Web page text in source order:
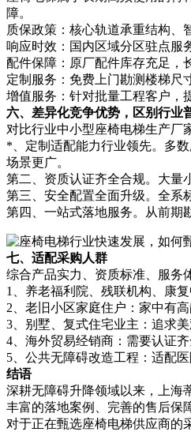
障。
质保政策：核心轨道承重结构、
响应时效：国内区域分区驻点服
配件保障：原厂配件库存充足，
定制服务：免费上门勘测楼梯尺
增值服务：针对批量工程客户，
六、差异化竞争优势，区别行业
对比行业中小型座椅电梯生产厂
*、定制适配能力行业领先。多
场景更广。
第二、资质认证齐全合规。大量
第三、安全配置全面升级。全系
第四、一站式落地服务。从前期
七、适配采购人群
综合产品实力、资质标准、服务
1、养老福利院、残联机构、康
2、老旧小区家庭住户：家中有
3、别墅、复式住宅业主：追求
4、海外贸易经销商：需要认证
5、公共无障碍改造工程：适配
结语
深耕无障碍升降领域以来，上海
丰富的落地案例、完善的售后保
对于正在甄选座椅电梯供应商的